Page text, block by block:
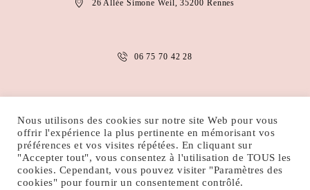
26 Allée Simone Weil, 35200 Rennes
06 75 70 42 28
MENTIONS LÉGALES CONDITIONS D’UTILISATION
POLITIQUE DE COOKIES POLITIQUE DE CONFIDENTIALITÉ
Nous utilisons des cookies sur notre site Web pour vous
offrir l'expérience la plus pertinente en mémorisant vos
préférences et vos visites répétées. En cliquant sur
"Accepter tout", vous consentez à l'utilisation de TOUS les
cookies. Cependant, vous pouvez visiter "Paramètres des
cookies" pour fournir un consentement contrôlé.